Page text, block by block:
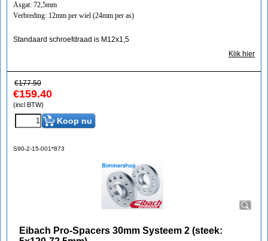
Asgat: 72,5mm
Verbreding: 12mm per wiel (24mm per as)
Standaard schroefdraad is M12x1,5
Klik hier
€177.50
€159.40
(incl BTW)
Koop nu
S90-2-15-001*873
Eibach Pro-Spacers 30mm Systeem 2 (steek: